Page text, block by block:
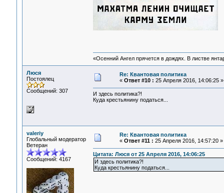
«Осенний Ангел прячется в дождях. В листве
Люся
Постоялец
Сообщений: 307
Re: Квантовая политика
« Ответ #10 : 25 Апреля 2016, 14:06:25 »
И здесь политика?!
Куда крестьянину податься...
valeriy
Глобальный модератор
Ветеран
Сообщений: 4167
Re: Квантовая политика
« Ответ #11 : 25 Апреля 2016, 14:57:20 »
Цитата: Люся от 25 Апреля 2016, 14:06:25
И здесь политика?!
Куда крестьянину податься...